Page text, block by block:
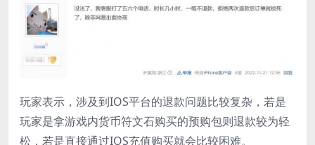
玩家表示，涉及到IOS平台的退款问题比较复杂，若是
玩家是拿游戏内货币符文石购买的预购包则退款较为轻
松，若是直接通过IOS充值购买就会比较困难。